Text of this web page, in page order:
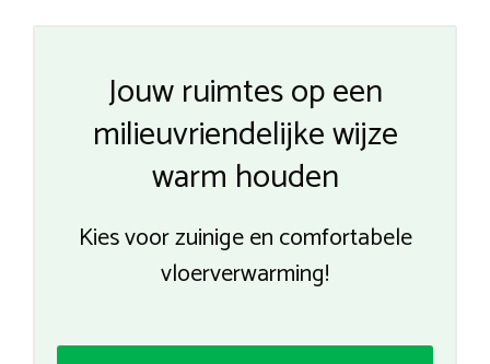
Jouw ruimtes op een
milieuvriendelijke wijze
warm houden
Kies voor zuinige en comfortabele
vloerverwarming!